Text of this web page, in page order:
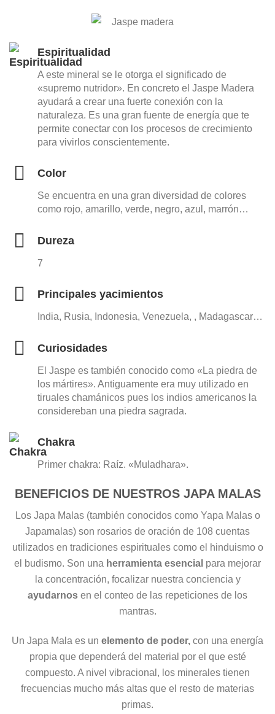
Espiritualidad
A este mineral se le otorga el significado de
«supremo nutridor». En concreto el Jaspe Madera
ayudará a crear una fuerte conexión con la
naturaleza. Es una gran fuente de energía que te
permite conectar con los procesos de crecimiento
para vivirlos conscientemente.
Color
Se encuentra en una gran diversidad de colores
como rojo, amarillo, verde, negro, azul, marrón…
Dureza
7
Principales yacimientos
India, Rusia, Indonesia, Venezuela, , Madagascar…
Curiosidades
El Jaspe es también conocido como «La piedra de
los mártires». Antiguamente era muy utilizado en
tiruales chamánicos pues los indios americanos la
considereban una piedra sagrada.
Chakra
Primer chakra: Raíz. «Muladhara».
BENEFICIOS DE NUESTROS JAPA MALAS
Los Japa Malas (también conocidos como Yapa Malas o
Japamalas) son rosarios de oración de 108 cuentas
utilizados en tradiciones espirituales como el hinduismo o
el budismo. Son una herramienta esencial para mejorar
la concentración, focalizar nuestra conciencia y
ayudarnos en el conteo de las repeticiones de los
mantras.
Un Japa Mala es un elemento de poder, con una energía
propia que dependerá del material por el que esté
compuesto. A nivel vibracional, los minerales tienen
frecuencias mucho más altas que el resto de materias
primas.